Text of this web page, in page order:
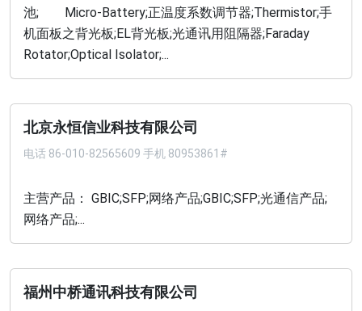
池; Micro-Battery;正温度系数调节器;Thermistor;手
机面板之背光板;EL背光板;光通讯用阻隔器;Faraday
Rotator;Optical Isolator;...
北京永恒信业科技有限公司
电话 86-010-82565609 手机 80953861#
主营产品： GBIC;SFP;网络产品;GBIC;SFP;光通信产品;
网络产品;...
福州中桥通讯科技有限公司